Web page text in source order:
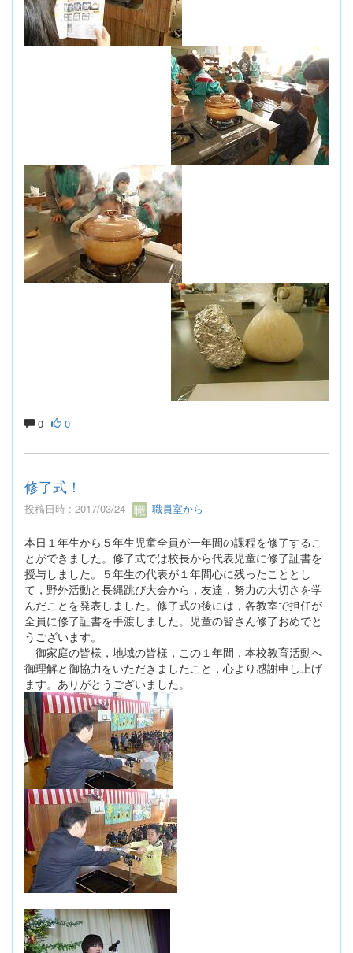
0 0
修了式！
投稿日時 : 2017/03/24 職員室から
本日１年生から５年生児童全員が一年間の課程を修了するこ
とができました。修了式では校長から代表児童に修了証書を
授与しました。５年生の代表が１年間心に残ったこととし
て，野外活動と長縄跳び大会から，友達，努力の大切さを学
んだことを発表しました。修了式の後には，各教室で担任が
全員に修了証書を手渡しました。児童の皆さん修了おめでと
うございます。
御家庭の皆様，地域の皆様，この１年間，本校教育活動へ
御理解と御協力をいただきましたこと，心より感謝申し上げ
ます。ありがとうございました。